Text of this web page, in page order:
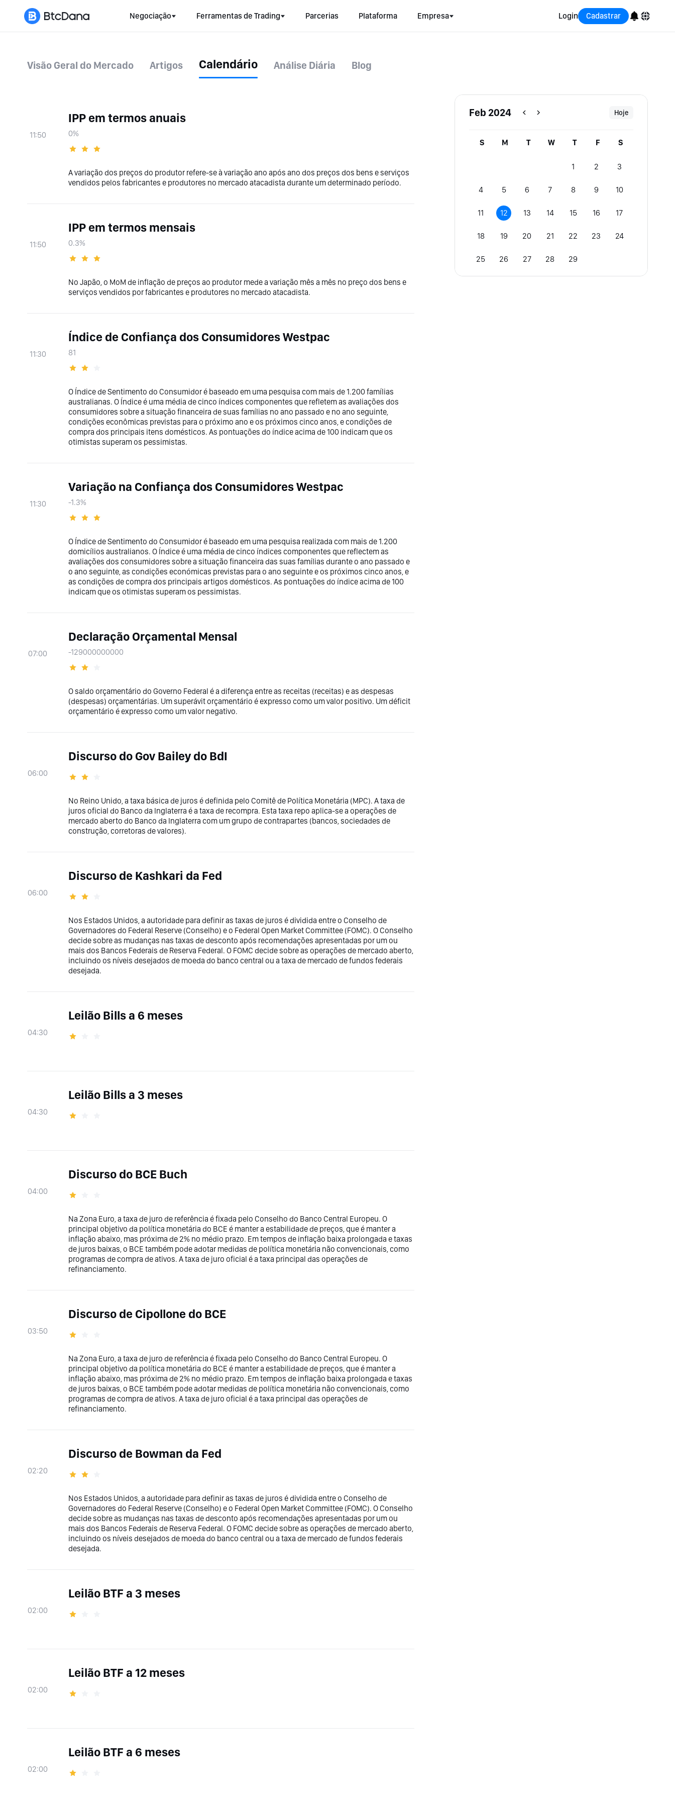
Negociação Ferramentas de Trading Parcerias Plataforma Empresa Login Cadastrar
Visão Geral do Mercado Artigos Calendário Análise Diária Blog
11:50
IPP em termos anuais
0%
A variação dos preços do produtor refere-se à variação ano após ano dos preços dos bens e serviços
vendidos pelos fabricantes e produtores no mercado atacadista durante um determinado período.
11:50
IPP em termos mensais
0.3%
No Japão, o MoM de inflação de preços ao produtor mede a variação mês a mês no preço dos bens e
serviços vendidos por fabricantes e produtores no mercado atacadista.
11:30
Índice de Confiança dos Consumidores Westpac
81
O Índice de Sentimento do Consumidor é baseado em uma pesquisa com mais de 1.200 famílias
australianas. O Índice é uma média de cinco índices componentes que refletem as avaliações dos
consumidores sobre a situação financeira de suas famílias no ano passado e no ano seguinte,
condições econômicas previstas para o próximo ano e os próximos cinco anos, e condições de
compra dos principais itens domésticos. As pontuações do índice acima de 100 indicam que os
otimistas superam os pessimistas.
11:30
Variação na Confiança dos Consumidores Westpac
-1.3%
O Índice de Sentimento do Consumidor é baseado em uma pesquisa realizada com mais de 1.200
domicílios australianos. O Índice é uma média de cinco índices componentes que reflectem as
avaliações dos consumidores sobre a situação financeira das suas famílias durante o ano passado e
o ano seguinte, as condições económicas previstas para o ano seguinte e os próximos cinco anos, e
as condições de compra dos principais artigos domésticos. As pontuações do índice acima de 100
indicam que os otimistas superam os pessimistas.
07:00
Declaração Orçamental Mensal
-129000000000
O saldo orçamentário do Governo Federal é a diferença entre as receitas (receitas) e as despesas
(despesas) orçamentárias. Um superávit orçamentário é expresso como um valor positivo. Um déficit
orçamentário é expresso como um valor negativo.
06:00
Discurso do Gov Bailey do BdI
No Reino Unido, a taxa básica de juros é definida pelo Comitê de Política Monetária (MPC). A taxa de
juros oficial do Banco da Inglaterra é a taxa de recompra. Esta taxa repo aplica-se a operações de
mercado aberto do Banco da Inglaterra com um grupo de contrapartes (bancos, sociedades de
construção, corretoras de valores).
06:00
Discurso de Kashkari da Fed
Nos Estados Unidos, a autoridade para definir as taxas de juros é dividida entre o Conselho de
Governadores do Federal Reserve (Conselho) e o Federal Open Market Committee (FOMC). O Conselho
decide sobre as mudanças nas taxas de desconto após recomendações apresentadas por um ou
mais dos Bancos Federais de Reserva Federal. O FOMC decide sobre as operações de mercado aberto,
incluindo os níveis desejados de moeda do banco central ou a taxa de mercado de fundos federais
desejada.
04:30
Leilão Bills a 6 meses
04:30
Leilão Bills a 3 meses
04:00
Discurso do BCE Buch
Na Zona Euro, a taxa de juro de referência é fixada pelo Conselho do Banco Central Europeu. O
principal objetivo da política monetária do BCE é manter a estabilidade de preços, que é manter a
inflação abaixo, mas próxima de 2% no médio prazo. Em tempos de inflação baixa prolongada e taxas
de juros baixas, o BCE também pode adotar medidas de política monetária não convencionais, como
programas de compra de ativos. A taxa de juro oficial é a taxa principal das operações de
refinanciamento.
03:50
Discurso de Cipollone do BCE
Na Zona Euro, a taxa de juro de referência é fixada pelo Conselho do Banco Central Europeu. O
principal objetivo da política monetária do BCE é manter a estabilidade de preços, que é manter a
inflação abaixo, mas próxima de 2% no médio prazo. Em tempos de inflação baixa prolongada e taxas
de juros baixas, o BCE também pode adotar medidas de política monetária não convencionais, como
programas de compra de ativos. A taxa de juro oficial é a taxa principal das operações de
refinanciamento.
02:20
Discurso de Bowman da Fed
Nos Estados Unidos, a autoridade para definir as taxas de juros é dividida entre o Conselho de
Governadores do Federal Reserve (Conselho) e o Federal Open Market Committee (FOMC). O Conselho
decide sobre as mudanças nas taxas de desconto após recomendações apresentadas por um ou
mais dos Bancos Federais de Reserva Federal. O FOMC decide sobre as operações de mercado aberto,
incluindo os níveis desejados de moeda do banco central ou a taxa de mercado de fundos federais
desejada.
02:00
Leilão BTF a 3 meses
02:00
Leilão BTF a 12 meses
02:00
Leilão BTF a 6 meses
Feb 2024 Hoje
S M T W T F S
1 2 3
4 5 6 7 8 9 10
11 12 13 14 15 16 17
18 19 20 21 22 23 24
25 26 27 28 29